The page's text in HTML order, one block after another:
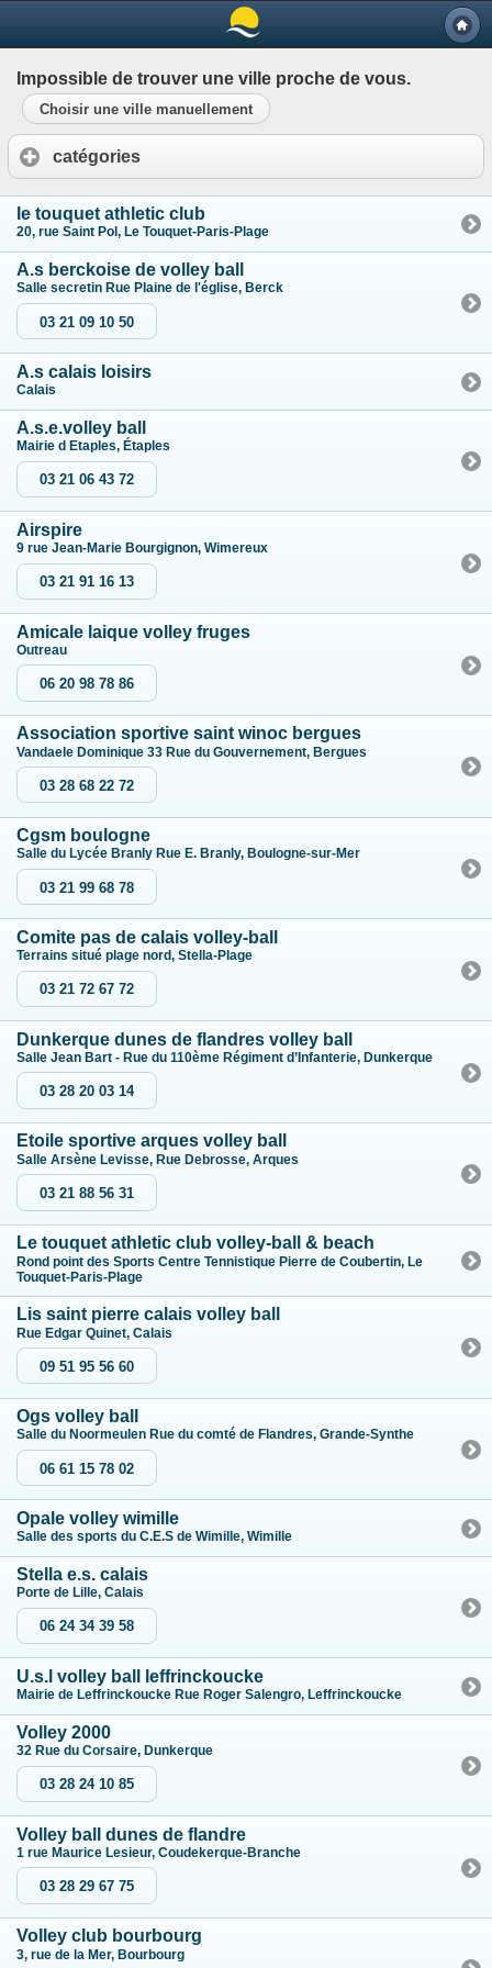
Impossible de trouver une ville proche de vous.
Choisir une ville manuellement
catégories
le touquet athletic club
20, rue Saint Pol, Le Touquet-Paris-Plage
A.s berckoise de volley ball
Salle secretin Rue Plaine de l'église, Berck
03 21 09 10 50
A.s calais loisirs
Calais
A.s.e.volley ball
Mairie d Etaples, Étaples
03 21 06 43 72
Airspire
9 rue Jean-Marie Bourgignon, Wimereux
03 21 91 16 13
Amicale laique volley fruges
Outreau
06 20 98 78 86
Association sportive saint winoc bergues
Vandaele Dominique 33 Rue du Gouvernement, Bergues
03 28 68 22 72
Cgsm boulogne
Salle du Lycée Branly Rue E. Branly, Boulogne-sur-Mer
03 21 99 68 78
Comite pas de calais volley-ball
Terrains situé plage nord, Stella-Plage
03 21 72 67 72
Dunkerque dunes de flandres volley ball
Salle Jean Bart - Rue du 110ème Régiment d’Infanterie, Dunkerque
03 28 20 03 14
Etoile sportive arques volley ball
Salle Arsène Levisse, Rue Debrosse, Arques
03 21 88 56 31
Le touquet athletic club volley-ball & beach
Rond point des Sports Centre Tennistique Pierre de Coubertin, Le
Touquet-Paris-Plage
Lis saint pierre calais volley ball
Rue Edgar Quinet, Calais
09 51 95 56 60
Ogs volley ball
Salle du Noormeulen Rue du comté de Flandres, Grande-Synthe
06 61 15 78 02
Opale volley wimille
Salle des sports du C.E.S de Wimille, Wimille
Stella e.s. calais
Porte de Lille, Calais
06 24 34 39 58
U.s.l volley ball leffrinckoucke
Mairie de Leffrinckoucke Rue Roger Salengro, Leffrinckoucke
Volley 2000
32 Rue du Corsaire, Dunkerque
03 28 24 10 85
Volley ball dunes de flandre
1 rue Maurice Lesieur, Coudekerque-Branche
03 28 29 67 75
Volley club bourbourg
3, rue de la Mer, Bourbourg